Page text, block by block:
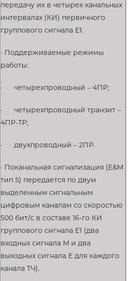
передачу их в четырех канальных
интервалах (КИ) первичного
группового сигнала Е1.
· Поддерживаемые режимы
работы:
· четырехпроводный – 4ПР;
· четырехпроводный транзит –
4ПР-ТР;
· двухпроводный – 2ПР.
· Поканальная сигнализация (Е&М
тип 5) передается по двум
выделенным сигнальным
цифровым каналам со скоростью
500 бит/c в составе 16-го КИ
группового сигнала Е1 (два
входных сигнала М и два
выходных сигнала Е для каждого
канала ТЧ).